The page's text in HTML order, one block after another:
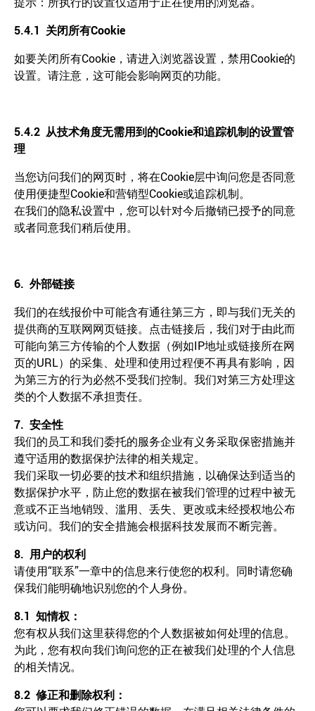
5.4.1 关闭所有Cookie
如要关闭所有Cookie，请进入浏览器设置，禁用Cookie的
设置。请注意，这可能会影响网页的功能。
5.4.2 从技术角度无需用到的Cookie和追踪机制的设置管
理
当您访问我们的网页时，将在Cookie层中询问您是否同意
使用便捷型Cookie和营销型Cookie或追踪机制。
在我们的隐私设置中，您可以针对今后撤销已授予的同意
或者同意我们稍后使用。
6. 外部链接
我们的在线报价中可能含有通往第三方，即与我们无关的
提供商的互联网网页链接。点击链接后，我们对于由此而
可能向第三方传输的个人数据（例如IP地址或链接所在网
页的URL）的采集、处理和使用过程便不再具有影响，因
为第三方的行为必然不受我们控制。我们对第三方处理这
类的个人数据不承担责任。
7. 安全性
我们的员工和我们委托的服务企业有义务采取保密措施并
遵守适用的数据保护法律的相关规定。
我们采取一切必要的技术和组织措施，以确保达到适当的
数据保护水平，防止您的数据在被我们管理的过程中被无
意或不正当地销毁、滥用、丢失、更改或未经授权地公布
或访问。我们的安全措施会根据科技发展而不断完善。
8. 用户的权利
请使用“联系”一章中的信息来行使您的权利。同时请您确
保我们能明确地识别您的个人身份。
8.1 知情权：
您有权从我们这里获得您的个人数据被如何处理的信息。
为此，您有权向我们询问您的正在被我们处理的个人信息
的相关情况。
8.2 修正和删除权利：